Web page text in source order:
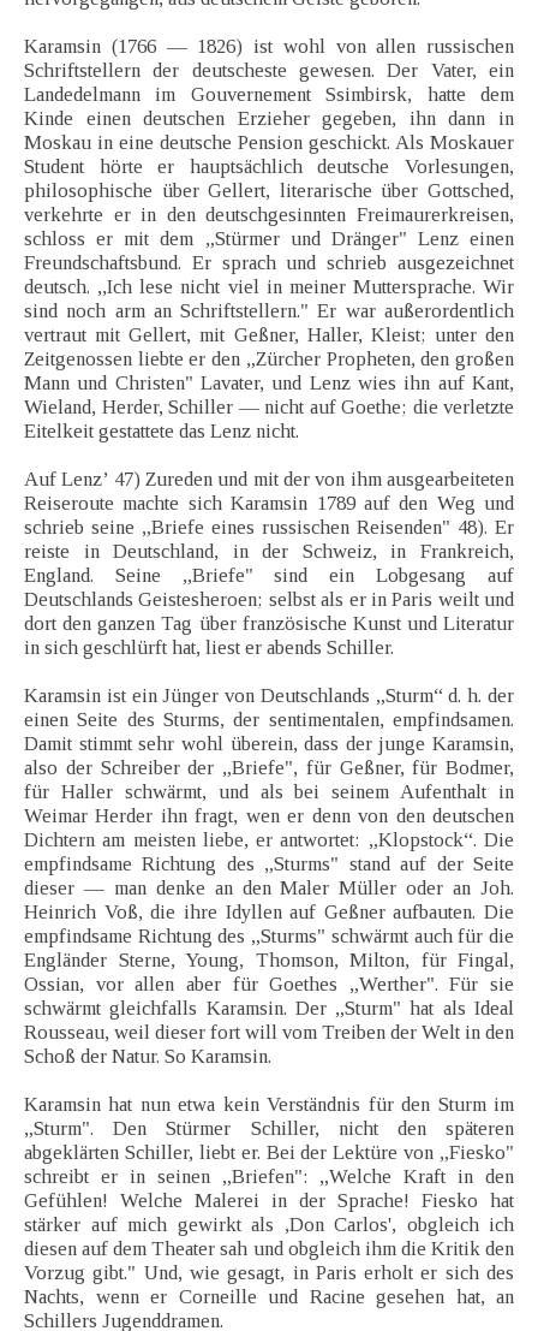
Karamsin (1766 — 1826) ist wohl von allen russischen
Schriftstellern der deutscheste gewesen. Der Vater, ein
Landedelmann im Gouvernement Ssimbirsk, hatte dem
Kinde einen deutschen Erzieher gegeben, ihn dann in
Moskau in eine deutsche Pension geschickt. Als Moskauer
Student hörte er hauptsächlich deutsche Vorlesungen,
philosophische über Gellert, literarische über Gottsched,
verkehrte er in den deutschgesinnten Freimaurerkreisen,
schloss er mit dem „Stürmer und Dränger" Lenz einen
Freundschaftsbund. Er sprach und schrieb ausgezeichnet
deutsch. ,,Ich lese nicht viel in meiner Muttersprache. Wir
sind noch arm an Schriftstellern." Er war außerordentlich
vertraut mit Gellert, mit Geßner, Haller, Kleist; unter den
Zeitgenossen liebte er den „Zürcher Propheten, den großen
Mann und Christen" Lavater, und Lenz wies ihn auf Kant,
Wieland, Herder, Schiller — nicht auf Goethe; die verletzte
Eitelkeit gestattete das Lenz nicht.
Auf Lenz’ 47) Zureden und mit der von ihm ausgearbeiteten
Reiseroute machte sich Karamsin 1789 auf den Weg und
schrieb seine „Briefe eines russischen Reisenden" 48). Er
reiste in Deutschland, in der Schweiz, in Frankreich,
England. Seine „Briefe" sind ein Lobgesang auf
Deutschlands Geistesheroen; selbst als er in Paris weilt und
dort den ganzen Tag über französische Kunst und Literatur
in sich geschlürft hat, liest er abends Schiller.
Karamsin ist ein Jünger von Deutschlands „Sturm“ d. h. der
einen Seite des Sturms, der sentimentalen, empfindsamen.
Damit stimmt sehr wohl überein, dass der junge Karamsin,
also der Schreiber der „Briefe", für Geßner, für Bodmer,
für Haller schwärmt, und als bei seinem Aufenthalt in
Weimar Herder ihn fragt, wen er denn von den deutschen
Dichtern am meisten liebe, er antwortet: „Klopstock“. Die
empfindsame Richtung des „Sturms" stand auf der Seite
dieser — man denke an den Maler Müller oder an Joh.
Heinrich Voß, die ihre Idyllen auf Geßner aufbauten. Die
empfindsame Richtung des „Sturms" schwärmt auch für die
Engländer Sterne, Young, Thomson, Milton, für Fingal,
Ossian, vor allen aber für Goethes „Werther". Für sie
schwärmt gleichfalls Karamsin. Der „Sturm" hat als Ideal
Rousseau, weil dieser fort will vom Treiben der Welt in den
Schoß der Natur. So Karamsin.
Karamsin hat nun etwa kein Verständnis für den Sturm im
„Sturm". Den Stürmer Schiller, nicht den späteren
abgeklärten Schiller, liebt er. Bei der Lektüre von „Fiesko"
schreibt er in seinen „Briefen": „Welche Kraft in den
Gefühlen! Welche Malerei in der Sprache! Fiesko hat
stärker auf mich gewirkt als ,Don Carlos', obgleich ich
diesen auf dem Theater sah und obgleich ihm die Kritik den
Vorzug gibt." Und, wie gesagt, in Paris erholt er sich des
Nachts, wenn er Corneille und Racine gesehen hat, an
Schillers Jugenddramen.